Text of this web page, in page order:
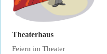
Theaterhaus
Feiern im Theater